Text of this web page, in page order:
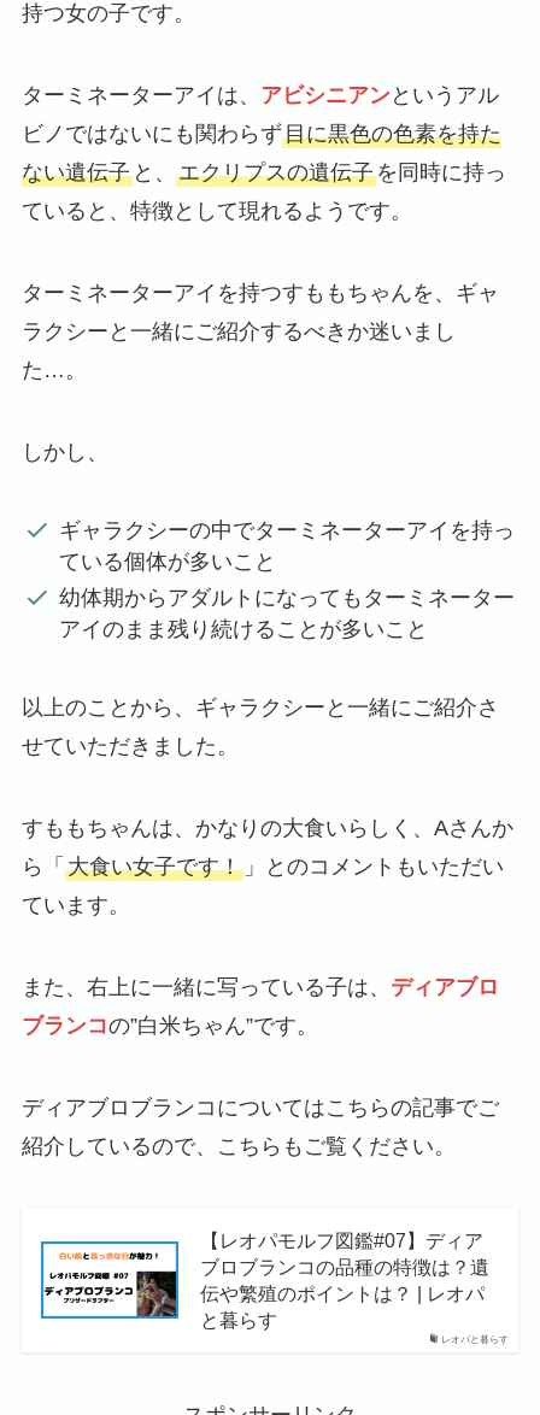
持つ女の子です。
ターミネーターアイは、 アビシニアン というアル
ビノではないにも関わらず目に黒色の色素を持た
ない遺伝子と、 エクリプスの遺伝子を同時に持っ
ていると、特徴として現れるようです。
ターミネーターアイを持つすももちゃんを、ギャ
ラクシーと一緒にご紹介するべきか迷いまし
た…。
しかし、
ギャラクシーの中でターミネーターアイを持っ
ている個体が多いこと
幼体期からアダルトになってもターミネーター
アイのまま残り続けることが多いこと
以上のことから、ギャラクシーと一緒にご紹介さ
せていただきました。
すももちゃんは、かなりの大食いらしく、Aさんか
ら「 大食い女子です！」とのコメントもいただい
ています。
また、右上に一緒に写っている子は、 ディアブロ
ブランコの”白米ちゃん”です。
ディアブロブランコについてはこちらの記事でご
紹介しているので、こちらもご覧ください。
レオパと暮らす
【レオパモルフ図鑑#07】ディア
ブロブランコの品種の特徴は？遺
伝や繁殖のポイントは？ | レオパ
と暮らす